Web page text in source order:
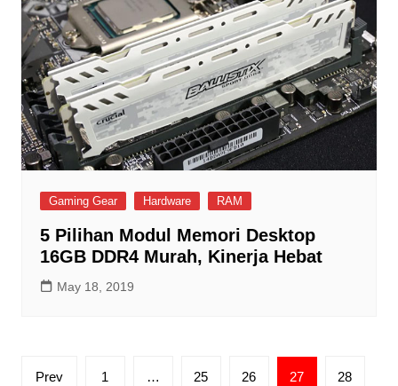
Gaming Gear Hardware RAM
5 Pilihan Modul Memori Desktop
16GB DDR4 Murah, Kinerja Hebat
May 18, 2019
Posts
Prev 1 … 25 26 27 28